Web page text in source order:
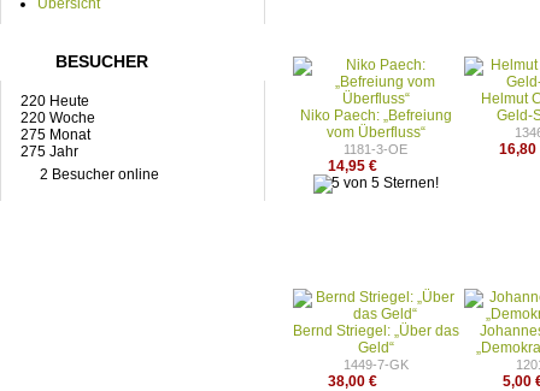
Übersicht
BESUCHER
220 Heute
220 Woche
275 Monat
275 Jahr
2 Besucher online
Niko Paech: „Befreiung
vom Überfluss“
1181-3-OE
14,95 €
Helmut
Geld-
16,80
Bernd Striegel: „Über das
Geld“
1449-7-GK
38,00 € 5,00